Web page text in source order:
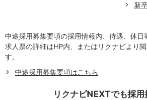
新
中途採用募集要項の採用情報内、待遇、休日
求人票の詳細はHP内、またはリクナビより
す。
中途採用募集要項はこちら
リクナビNEXTでも採用